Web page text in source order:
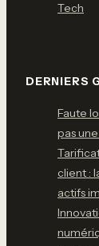
Tech
DERNIERS
Faute
pas
client :
actifs